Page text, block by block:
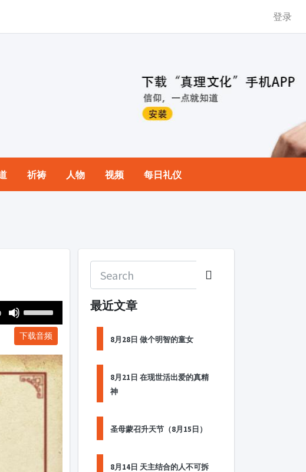
登录
祈祷 人物 视频 每日礼仪
Arrow
to
increase
下载音频
最近文章
8月28日 做个明智的童女
8月21日 在现世活出爱的真精
神
圣母蒙召升天节（8月15日）
8月14日 天主结合的人不可拆